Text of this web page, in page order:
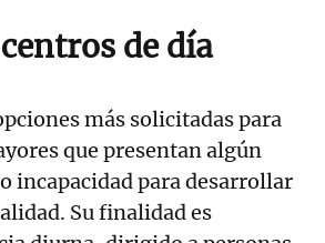
de día
más solicitadas para
que presentan algún
incapacidad para desarrollar
Su finalidad es